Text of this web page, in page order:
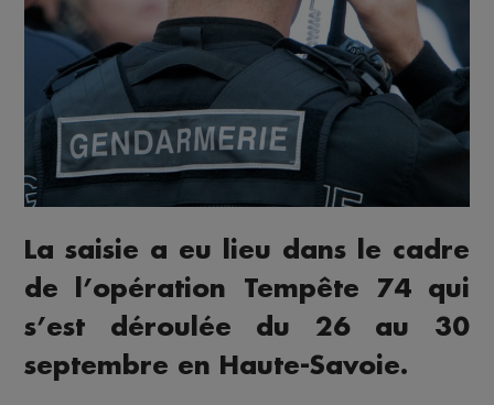
La saisie a eu lieu dans le cadre
de l’opération Tempête 74 qui
s’est déroulée du 26 au 30
septembre en Haute-Savoie.